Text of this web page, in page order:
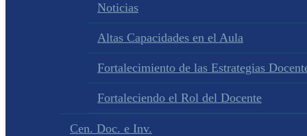
Noticias
Altas Capacidades en el Aula
Fortalecimiento de las Estrategias
Fortaleciendo el Rol del Docente
Cen. Doc. e Inv.